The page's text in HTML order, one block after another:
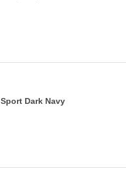
Sport Dark Navy